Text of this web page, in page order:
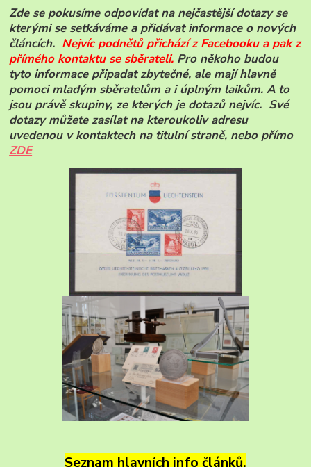
známky ceylonu a Sri Lanky
mezinárodní dny zvířat
zvířata roku
Novinky známek ČP
známky ČR-2025
ČP-novinky r.2026
Ankety ČP
Jan Sovák paleoart
Zde se pokusíme odpovídat na nejčastější dotazy se
kterými se setkáváme a přidávat informace o nových
článcích. Nejvíc podnětů přichází z Facebooku a pak z
přímého kontaktu se sběrateli. Pro někoho budou
tyto informace připadat zbytečné, ale mají hlavně
pomoci mladým sběratelům a i úplným laikům. A to
jsou právě skupiny, ze kterých je dotazů nejvíc. Své
dotazy můžete zasílat na kteroukoliv adresu
uvedenou v kontaktech na titulní straně, nebo přímo
ZDE
Seznam hlavních info článků.